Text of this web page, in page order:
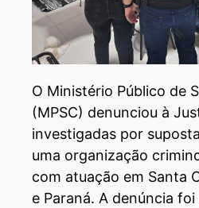
O Ministério Público de
(MPSC) denunciou à
investigadas por
uma organização
com atuação em Santa
e Paraná. A denúncia